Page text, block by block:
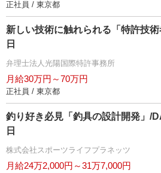
正社員 / 東京都
新しい技術に触れられる「特許技
日
弁理士法人光陽国際特許事務所
月給30万円～70万円
正社員 / 東京都
釣り好き必見「釣具の設計開発」/
日
株式会社スポーツライフプラネッツ
月給24万2,000円～31万7,000円